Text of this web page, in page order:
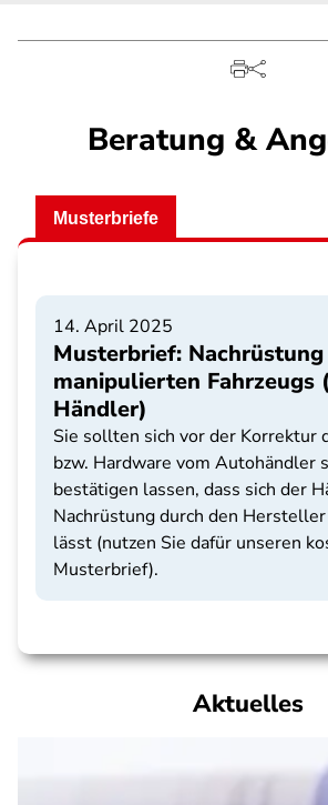
Beratung &
Musterbriefe
14. April 2025
Musterbrief: Nachrüstung
manipulierten Fahrzeugs
Händler)
Sie sollten sich vor der Korrektur
bzw. Hardware vom Autohändler
bestätigen lassen, dass sich der
Nachrüstung durch den
lässt (nutzen Sie dafür unseren
Musterbrief).
Aktuelles